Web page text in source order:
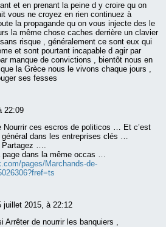
et en prenant la peine d y croire qu on
vous ne croyez en rien continuez à
la propagande qu on vous injecte des le
la même chose caches derrière un clavier
risque , généralement ce sont eux qui
et sont pourtant incapable d agir par
manque de convictions , bientôt nous en
la Grèce nous le vivons chaque jours ,
ses fesses
22:09
Nourrir ces escros de politicos … Et c’est
général dans les entreprises clés …
Partagez ….
page dans la même occas …
pages/Marchands-de-
juillet 2015, à 22:12
Arrêter de nourrir les banquiers ,